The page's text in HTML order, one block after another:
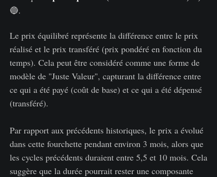
🔵.
Le prix équilibré représente la différence entre le prix
réalisé et le prix transféré (prix pondéré en fonction du
temps). Cela peut être considéré comme une forme de
modèle de "Juste Valeur", capturant la différence entre
ce qui a été payé (coût de base) et ce qui a été dépensé
(transféré).
Par rapport aux précédents historiques, le prix a évolué
dans cette fourchette pendant environ 3 mois, alors que
les cycles précédents duraient entre 5,5 et 10 mois. Cela
suggère que la durée pourrait rester une composante